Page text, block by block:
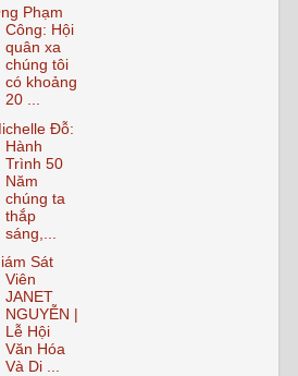
Phạm
Công: Hội
quân xa
chúng tôi
có khoảng
20 ...
Đỗ:
Hành
Trình 50
Năm
chúng ta
thắp
sáng,...
Sát
Viên
JANET
NGUYỄN |
Lễ Hội
Văn Hóa
Và Di ...